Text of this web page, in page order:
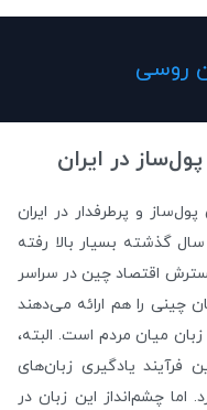
روسی
پول‌ساز و پرطرفدار در ایران
گذشته بسیار بالا رفته
اقتصاد چین در سراسر
چینی را هم ارائه می‌دهند
میان مردم است. البته،
فرآیند یادگیری زبان‌های
اما چشم‌انداز این زبان در